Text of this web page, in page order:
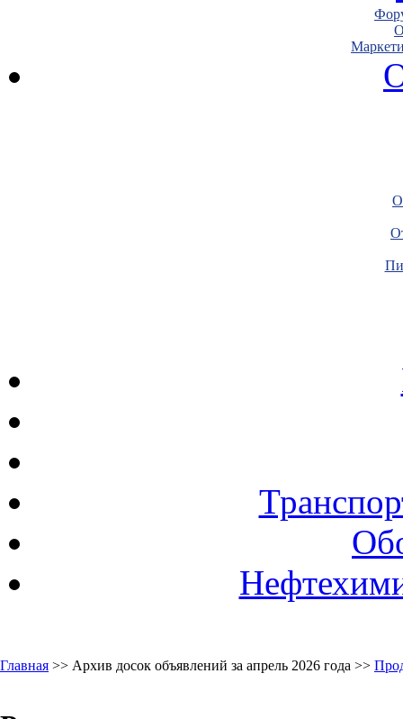
Главная >> Архив досок объявлений за апрель 2026 года >>